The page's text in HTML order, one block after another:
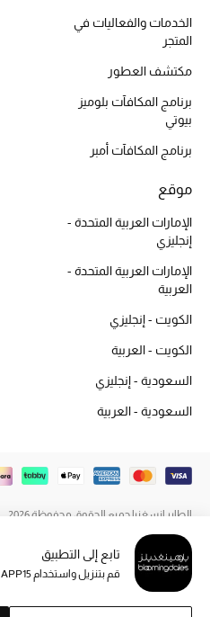
الأكثر مبيعاً
العطور
مكتشف العطور
المكياج
العناية بالبشرة
مستحضرات العناية
مستحضرات الاستحمام والعناية بالجسم
هدايا
مجموعة الجمال
الجمال في بلوميز
تابع إلى التطبيق
قم بتنزيل واستخدام APP15 بخصم 15٪
الخدمات والفعاليات في
المتجر
مكتشف العطور
برنامج المكافآت بلوميز
بيوتي
برنامج المكافآت أمبر
موقع
الإمارات العربية المتحدة -
إنجليزي
الإمارات العربية المتحدة -
العربية
الكويت - إنجليزي
الكويت - العربية
السعودية - إنجليزي
السعودية - العربية
الطاير إنسغنيا جميع الحقوق محفوظة 2026